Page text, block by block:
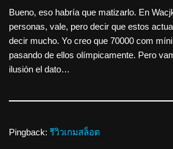
Bueno, eso habría que matizarlo. En
personas, vale, pero decir que estos
decir mucho. Yo creo que 70000 com
pasando de ellos olímpicamente. Pero
ilusión el dato…
Pingback: รีวิวเกมสล็อต